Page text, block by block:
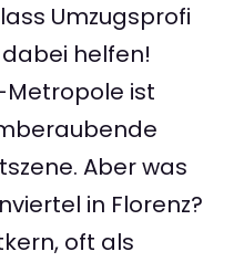
Umzugsprofi
dabei helfen!
Metropole ist
Aber was
in Florenz?
oft als